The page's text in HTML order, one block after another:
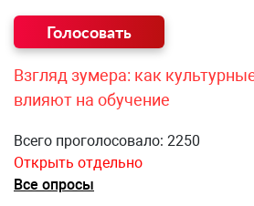
Взгляд зумера: как
влияют на обучение
Всего проголосовало: 2250
Открыть отдельно
Все опросы